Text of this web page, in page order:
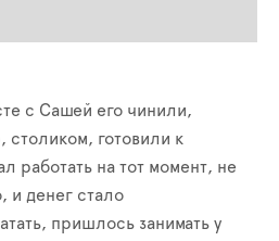
с Сашей его чинили,
столиком, готовили к
работать на тот момент, не
и денег стало
пришлось занимать у